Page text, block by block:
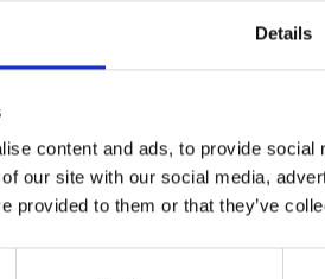
Details
content and ads, to provide
our site with our social media,
provided to them or that they’ve